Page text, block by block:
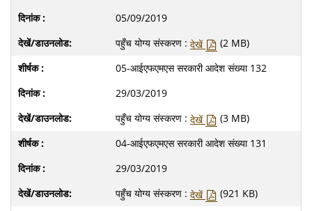
05/09/2019
पहुँच योग्य संस्करण : देखें
(2 MB)
05-आईएफएमएस सरकारी आदेश संख्या 132
29/03/2019
पहुँच योग्य संस्करण : देखें
(3 MB)
04-आईएफएमएस सरकारी आदेश संख्या 131
29/03/2019
पहुँच योग्य संस्करण : देखें
(921 KB)